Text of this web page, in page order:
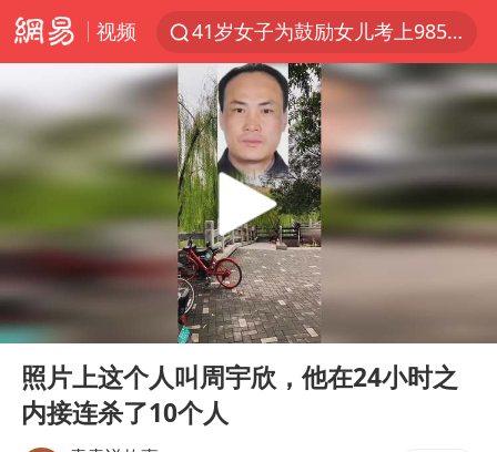
视频
美国退回1000亿美元关税
24小时不关空调 电费反而更低？
维持强台风级！白海豚直奔华东沿海
河南试行周五下午弹性离岗
要给全体职工“应休尽休”的底气
“天津之眼”摩天轮附近2人落水
Play
照片上这个人叫周宇欣，他在24小时之
内接连杀了10个人